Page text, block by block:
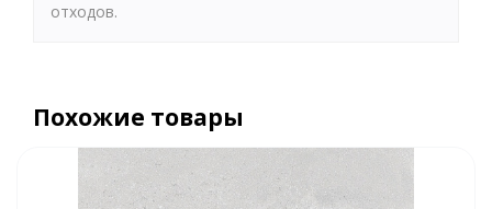
отходов.
Похожие товары